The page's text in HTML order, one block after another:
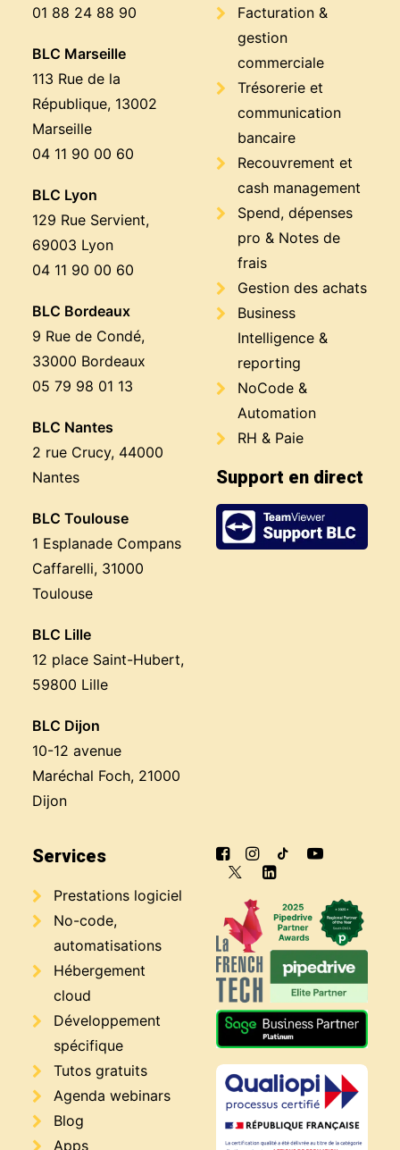
01 88 24 88 90
BLC Marseille
113 Rue de la
République, 13002
Marseille
04 11 90 00 60
BLC Lyon
129 Rue Servient,
69003 Lyon
04 11 90 00 60
BLC Bordeaux
9 Rue de Condé,
33000 Bordeaux
05 79 98 01 13
BLC Nantes
2 rue Crucy, 44000
Nantes
BLC Toulouse
1 Esplanade Compans
Caffarelli, 31000
Toulouse
BLC Lille
12 place Saint-Hubert,
59800 Lille
BLC Dijon
10-12 avenue
Maréchal Foch, 21000
Dijon
Facturation &
gestion
commerciale
Trésorerie et
communication
bancaire
Recouvrement et
cash management
Spend, dépenses
pro & Notes de
frais
Gestion des achats
Business
Intelligence &
reporting
NoCode &
Automation
RH & Paie
Support en direct
Services
Prestations logiciel
No-code,
automatisations
Hébergement
cloud
Développement
spécifique
Tutos gratuits
Agenda webinars
Blog
Apps